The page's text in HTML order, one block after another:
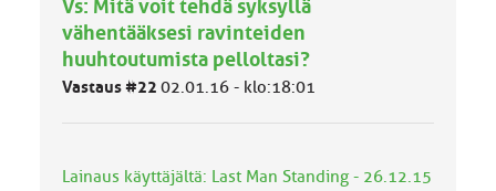
l
u
o
k
Vs: Mitä voit tehdä syksyllä
vähentääksesi ravinteiden
huuhtoutumista pelloltasi?
Vastaus #22 02.01.16 - klo:18:01
Lainaus käyttäjältä: Last Man Standing - 26.12.15